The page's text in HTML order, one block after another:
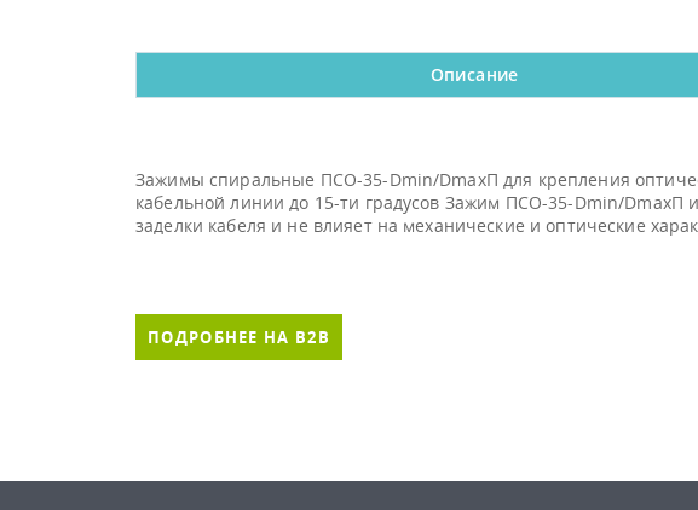
Описание
Зажимы спиральные ПСО-35-Dmin/DmaxП для крепления
кабельной линии до 15-ти градусов Зажим ПСО-35-Dmin/DmaxП
заделки кабеля и не влияет на механические и оптические
ПОДРОБНЕЕ НА B2B